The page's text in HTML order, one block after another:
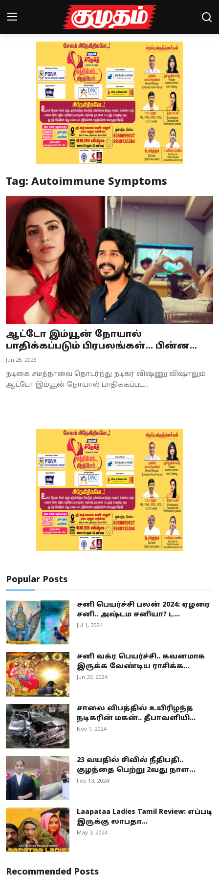
Magazines
Special Story
Business
Crime
Tamilnadu
National
World
Astrology
Spirituality
Weather
Tag: Autoimmune Symptoms
ஆட்டோ இம்யூன் நோயால்
பாதிக்கப்படும் பிரபலங்கள்... பின்ன...
Jun 25, 2026
நடிகை சமந்தாவை தொடர்ந்து நடிகர் விஷ்ணு விஷாலும்
ஆட்டோ இம்யூன் நோயால் பாதிக்கப்பட...
Popular Posts
சனி பெயர்ச்சி பலன் 2024: ஏழரை
சனி.. அஷ்டம சனியா? ட...
Jul 1, 2024
சனி வக்ர பெயர்ச்சி.. கவனமாக
இருக்க வேண்டிய ராசிக்க...
Jun 22, 2024
சாலை விபத்தில் உயிரிழந்த
நடிகரின் மகன்.. தீபாவளியி...
Nov 1, 2024
23 வயதில் சிவில் நீதிபதி..
குழந்தை பெற்று 2வது நாள...
Feb 13, 2024
Laapataa Ladies Tamil Review: எப்படி
இருக்கு லாபதா...
May 3, 2024
Recommended Posts